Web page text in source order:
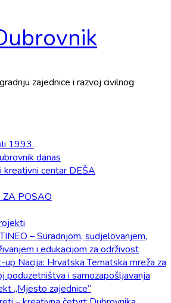
zajednice i razvoj civilnog
1993.
danas
kreativni centar DEŠA
ZA POSAO
– Suradnjom, sudjelovanjem,
i edukacijom za održivost
up Nacija: Hrvatska Tematska mreža za
poduzetništva i samozapošljavanja
„Mjesto zajednice“